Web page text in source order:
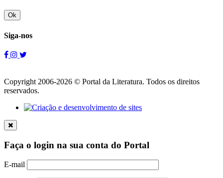
Ok
Siga-nos
Copyright 2006-2026 © Portal da Literatura. Todos os direitos
reservados.
Faça o login na sua conta do Portal
E-mail